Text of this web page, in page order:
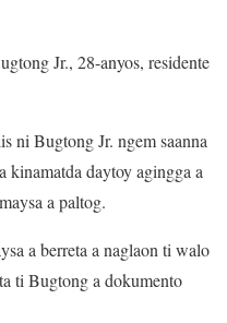
Jr., 28-anyos, residente
ni Bugtong Jr. ngem saanna
kinamatda daytoy agingga a
a paltog.
a berreta a naglaon ti walo
ti Bugtong a dokumento